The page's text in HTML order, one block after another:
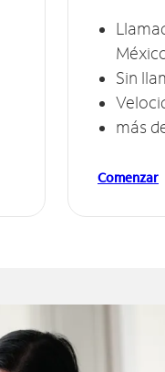
Sin
más
Comenzar